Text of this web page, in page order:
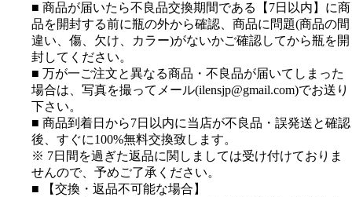
■ 商品が届いたら不良品交換期間である【7日以内】に商
品を開封する前に瓶の外から確認、商品に問題(商品の間
違い、傷、欠け、カラー)がないかご確認してから瓶を開
封してください。
■ 万が一ご注文と異なる商品・不良品が届いてしまった
場合は、写真を撮ってメール(ilensjp@gmail.com)でお送り
下さい。
■ 商品到着日から7日以内に当店が不良品・誤発送と確認
後、すぐに100%無料交換致します。
※ 7日間を過ぎた返品に関しましては受け付けておりま
せんので、予めご了承ください。
■ 【交換・返品不可能な場合】